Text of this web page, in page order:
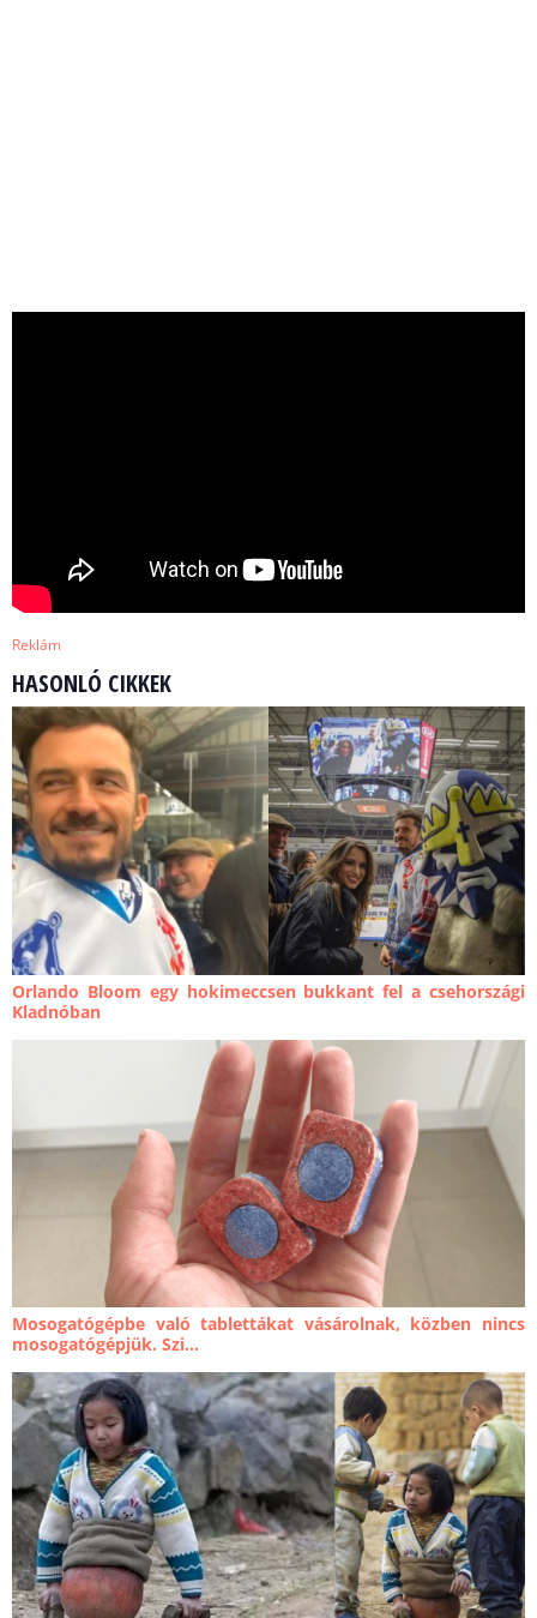
Reklám
HASONLÓ CIKKEK
Orlando Bloom egy hokimeccsen bukkant fel a csehországi
Kladnóban
Mosogatógépbe való tablettákat vásárolnak, közben nincs
mosogatógépjük. Szi...